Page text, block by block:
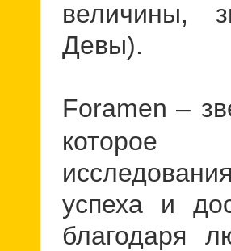
величины,
Девы).
Foramen –
которое
успеха и
благодаря